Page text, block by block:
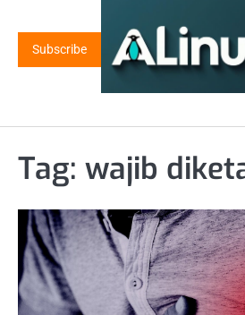
contentSubscribe
Tag: wajib